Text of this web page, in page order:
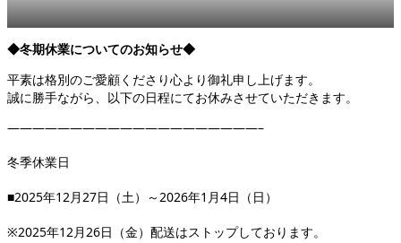
◆冬期休業についてのお知らせ◆
平素は格別のご愛顧くださり心より御礼申し上げます。
誠に勝手ながら、以下の日程にてお休みさせていただきます。
————————————————————–
冬季休業日
■2025年12月27日（土）～2026年1月4日（日）
※2025年12月26日（金）配送はストップしております。